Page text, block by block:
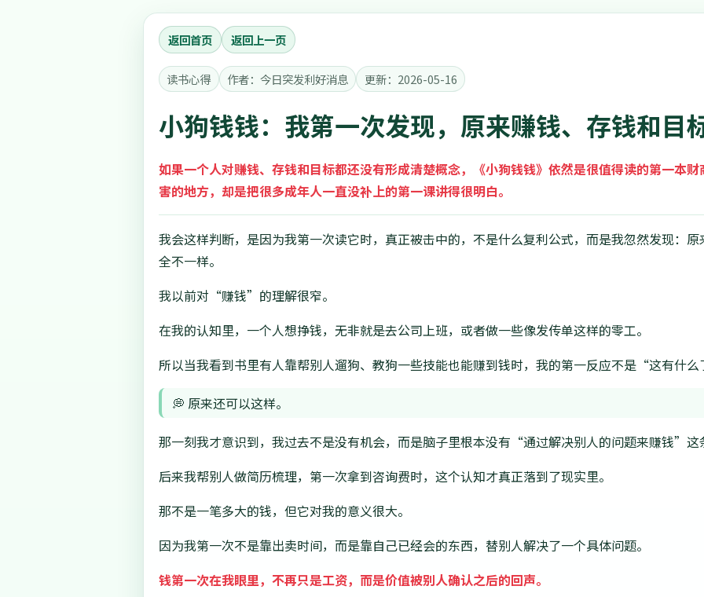
返回首页 返回上一页
读书心得 作者：今日突发利好消息 更新：2026-05-16
小狗钱钱：我第一次发现，原来赚钱、存钱和目
如果一个人对赚钱、存钱和目标都还没有形成清楚概念，《小狗钱钱》依然是很值得读的第一本
害的地方，却是把很多成年人一直没补上的第一课讲得很明白。
我会这样判断，是因为我第一次读它时，真正被击中的，不是什么复利公式，而是我忽然发现：
全不一样。
我以前对“赚钱”的理解很窄。
在我的认知里，一个人想挣钱，无非就是去公司上班，或者做一些像发传单这样的零工。
所以当我看到书里有人靠帮别人遛狗、教狗一些技能也能赚到钱时，我的第一反应不是“这有什
💭 原来还可以这样。
那一刻我才意识到，我过去不是没有机会，而是脑子里根本没有“通过解决别人的问题来赚钱”这
后来我帮别人做简历梳理，第一次拿到咨询费时，这个认知才真正落到了现实里。
那不是一笔多大的钱，但它对我的意义很大。
因为我第一次不是靠出卖时间，而是靠自己已经会的东西，替别人解决了一个具体问题。
钱第一次在我眼里，不再只是工资，而是价值被别人确认之后的回声。